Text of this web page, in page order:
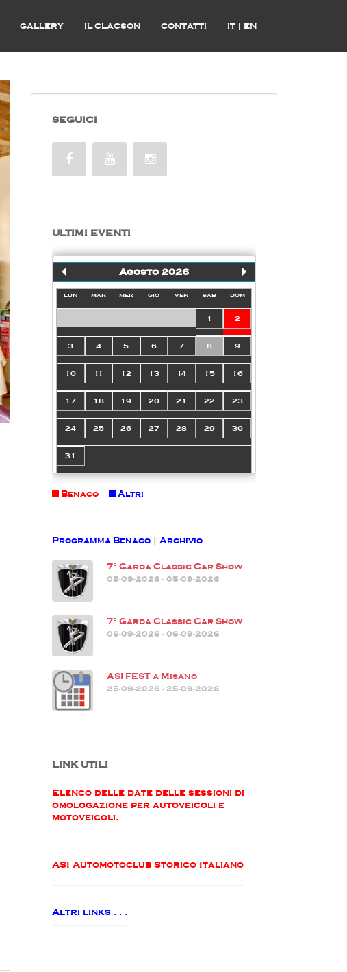
GALLERY IL CLACSON CONTATTI IT | EN
SEGUICI
ULTIMI EVENTI
Agosto 2026
lun mar mer gio ven sab dom
1 2
3 4 5 6 7 8 9
10 11 12 13 14 15 16
17 18 19 20 21 22 23
24 25 26 27 28 29 30
31
Benaco Altri
Programma Benaco | Archivio
7° Garda Classic Car Show
05-09-2026 - 05-09-2026
7° Garda Classic Car Show
06-09-2026 - 06-09-2026
ASI FEST a Misano
25-09-2026 - 25-09-2026
LINK UTILI
Elenco delle date delle sessioni di
omologazione per autoveicoli e
motoveicoli.
ASI Automotoclub Storico Italiano
Altri links . . .